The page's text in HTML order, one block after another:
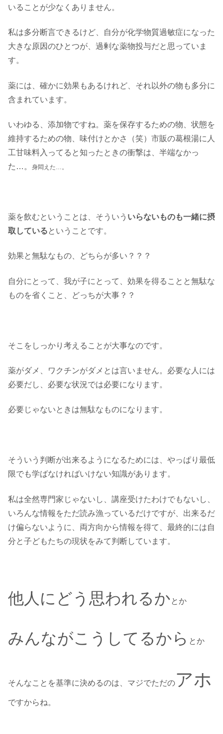
いることが少なくありません。
私は多分断言できるけど、自分が化学物質過敏症になった
大きな原因のひとつが、過剰な薬物投与だと思っていま
す。
薬には、確かに効果もあるけれど、それ以外の物も多分に
含まれています。
いわゆる、添加物ですね。薬を保存するための物、状態を
維持するための物、味付けとかさ（笑）市販の葛根湯に人
工甘味料入ってると知ったときの衝撃は、半端なかっ
た…。
身悶えた…。
薬を飲むということは、そういう いらないものも一緒に摂
取しているということです。
効果と無駄なもの、どちらが多い？？？
自分にとって、我が子にとって、効果を得ることと無駄な
ものを省くこと、どっちが大事？？
そこをしっかり考えることが大事なのです。
薬がダメ、ワクチンがダメとは言いません。必要な人には
必要だし、必要な状況では必要になります。
必要じゃないときは無駄なものになります。
そういう判断が出来るようになるためには、やっぱり最低
限でも学ばなければいけない知識があります。
私は全然専門家じゃないし、講座受けたわけでもないし、
いろんな情報をただ読み漁っているだけですが、出来るだ
け偏らないように、両方向から情報を得て、最終的には自
分と子どもたちの現状をみて判断しています。
他人にどう思われるかとか
みんながこうしてるから とか
そんなことを基準に決めるのは、マジでただのアホ
ですからね。